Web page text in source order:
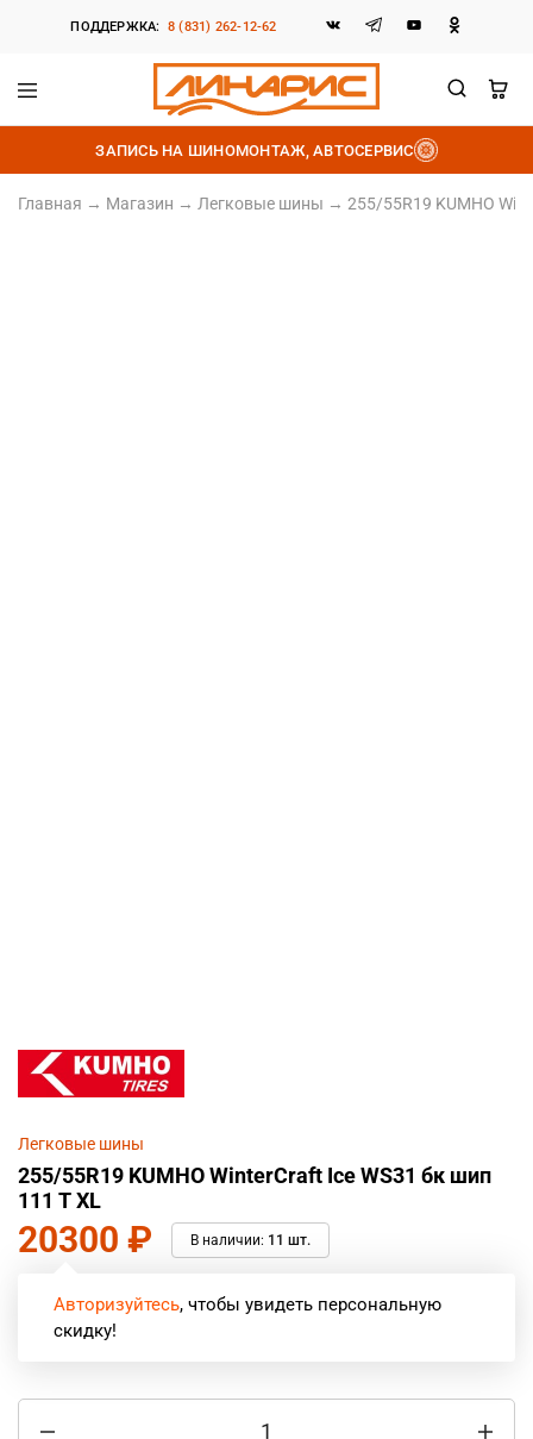
ПОДДЕРЖКА: 8 (831) 262-12-62
Линарис
Продажа
шин,
дисков
и
аккумуляторов
ЗАПИСЬ НА ШИНОМОНТАЖ, АВТОСЕРВИС
Главная → Магазин → Легковые шины → 255/55R19 KUMHO
Легковые шины
255/55R19 KUMHO WinterCraft Ice WS31 бк шип
111 T XL
20300 ₽ В наличии: 11 шт.
Авторизуйтесь, чтобы увидеть персональную
скидку!